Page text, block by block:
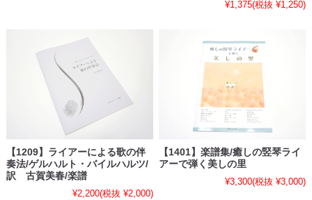
¥1,375(税抜 ¥1,250)
【1209】ライアーによる歌の伴
奏法/ゲルハルト・バイルハルツ/
訳 古賀美春/楽譜
¥2,200(税抜 ¥2,000)
【1401】楽譜集/癒しの竪琴ライ
アーで弾く美しの里
¥3,300(税抜 ¥3,000)